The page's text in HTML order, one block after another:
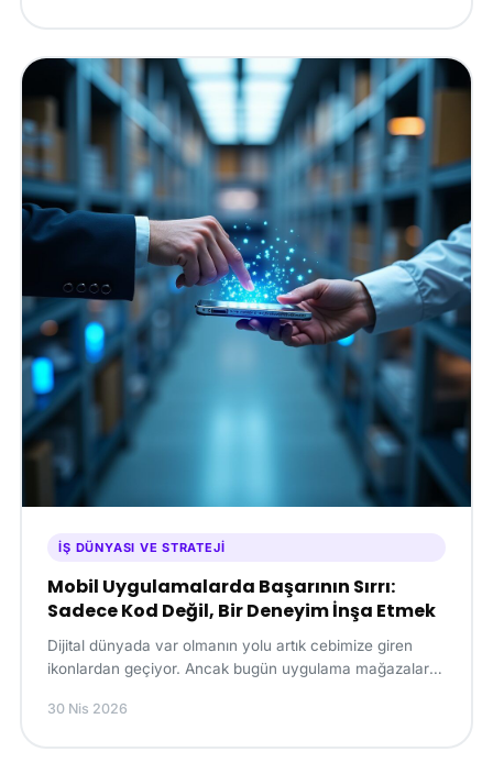
İŞ DÜNYASI VE STRATEJI
Mobil Uygulamalarda Başarının Sırrı:
Sadece Kod Değil, Bir Deneyim İnşa Etmek
Dijital dünyada var olmanın yolu artık cebimize giren
ikonlardan geçiyor. Ancak bugün uygulama mağazaları
30 Nis 2026